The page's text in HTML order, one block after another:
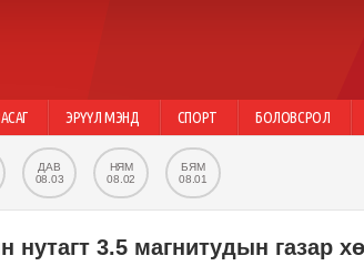
ЭРҮҮЛ МЭНД СПОРТ БОЛОВСРОЛ
ДАВ
08.03
НЯМ
08.02
БЯМ
08.01
3.5 магнитудын газар